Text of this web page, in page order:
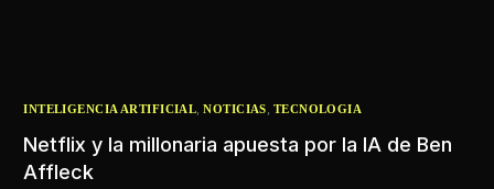
INTELIGENCIA ARTIFICIAL,NOTICIAS, TECNOLOGIA
Netflix y la millonaria apuesta por la IA de Ben
Affleck